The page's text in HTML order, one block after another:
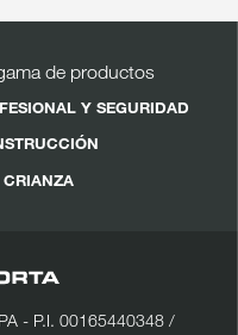
de productos
Y SEGURIDAD
- P.I. 00165440348 /